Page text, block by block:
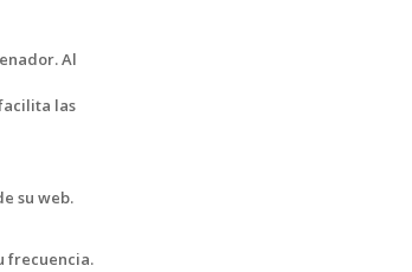
Al
las
su web.
frecuencia.